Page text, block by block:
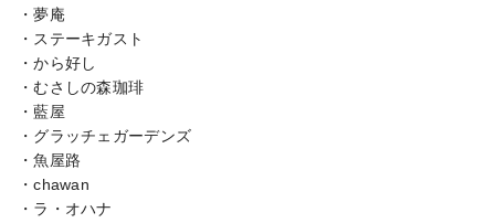
・夢庵
・ステーキガスト
・から好し
・むさしの森珈琲
・藍屋
・グラッチェガーデンズ
・魚屋路
・chawan
・ラ・オハナ